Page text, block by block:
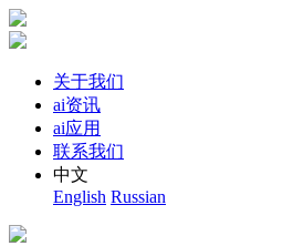
关于我们
ai资讯
ai应用
联系我们
中文
English Russian